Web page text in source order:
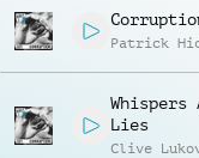
Patrick
Whispers
Lies
Clive